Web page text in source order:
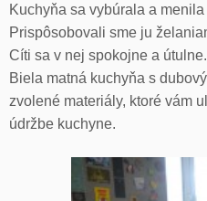
Kuchyňa sa vybúrala a
Prispôsobovali sme ju
Cíti sa v nej spokojne a útulne.
Biela matná kuchyňa s
zvolené materiály, ktoré vám
údržbe kuchyne.